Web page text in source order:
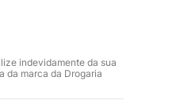
indevidamente da sua
da marca da Drogaria